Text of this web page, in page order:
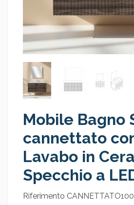
Mobile Bagno
cannettato
Lavabo in
Specchio a
Riferimento